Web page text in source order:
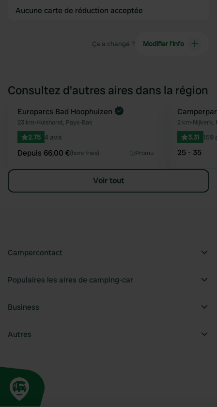
Aucune carte de réduction acceptée
Ça a changé ? Modifier l’info
Consultez d'autres aires dans la région
Préféré
Reserve maintenant
Europarcs Bad Hoophuizen
23 km•Hulshorst, Pays-Bas
2.75 4 avis
Depuis 66,00 €(hors frais) Promu
2 km•Nijkerk,
3.31 159
25 - 35
Voir tout
Campercontact
Populaires les aires de camping-car
Business
Autres